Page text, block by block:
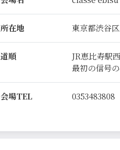
所在地 東京都渋谷
道順
JR恵比寿駅
最初の信号
会場TEL 0353483808